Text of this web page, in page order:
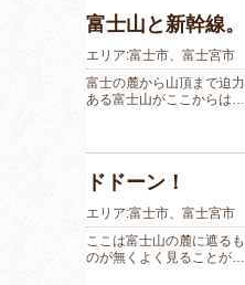
富士山と新幹線。
エリア:富士市、富士宮市
富士の麓から山頂まで迫力
ある富士山がここからは…
ドドーン！
エリア:富士市、富士宮市
ここは富士山の麓に遮るも
のが無くよく見ることが…